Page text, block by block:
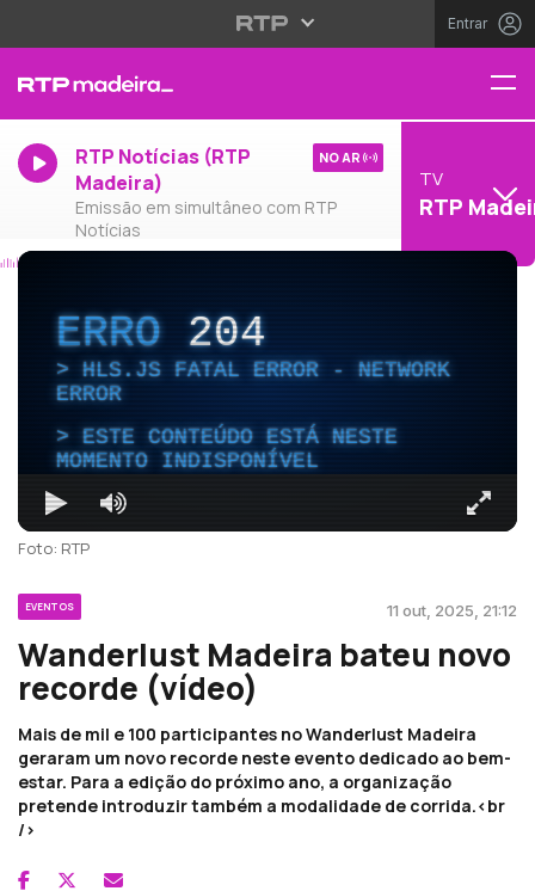
Entrar
RTP Notícias (RTP
Madeira)
Emissão em simultâneo com RTP
Notícias
NO AR
TV
RTP
ERRO204
HLS.JS FATAL ERROR - NETWORK
ERROR
ESTE CONTEÚDO ESTÁ NESTE
MOMENTO INDISPONÍVEL
Foto: RTP
EVENTOS 11 out, 2025, 21:12
Wanderlust Madeira bateu novo
recorde (vídeo)
Mais de mil e 100 participantes no Wanderlust Madeira
geraram um novo recorde neste evento dedicado ao bem-
estar. Para a edição do próximo ano, a organização
pretende introduzir também a modalidade de corrida.<br
/>